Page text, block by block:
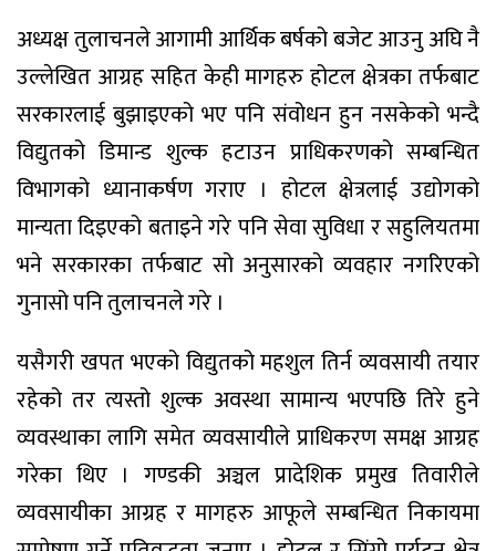
अध्यक्ष तुलाचनले आगामी आर्थिक बर्षको बजेट आउनु अघि नै
उल्लेखित आग्रह सहित केही मागहरु होटल क्षेत्रका तर्फबाट
सरकारलाई बुझाइएको भए पनि संवोधन हुन नसकेको भन्दै
विद्युतको डिमान्ड शुल्क हटाउन प्राधिकरणको सम्बन्धित
विभागको ध्यानाकर्षण गराए । होटल क्षेत्रलाई उद्योगको
मान्यता दिइएको बताइने गरे पनि सेवा सुविधा र सहुलियतमा
भने सरकारका तर्फबाट सो अनुसारको व्यवहार नगरिएको
गुनासो पनि तुलाचनले गरे ।
यसैगरी खपत भएको विद्युतको महशुल तिर्न व्यवसायी तयार
रहेको तर त्यस्तो शुल्क अवस्था सामान्य भएपछि तिरे हुने
व्यवस्थाका लागि समेत व्यवसायीले प्राधिकरण समक्ष आग्रह
गरेका थिए । गण्डकी अञ्चल प्रादेशिक प्रमुख तिवारीले
व्यवसायीका आग्रह र मागहरु आफूले सम्बन्धित निकायमा